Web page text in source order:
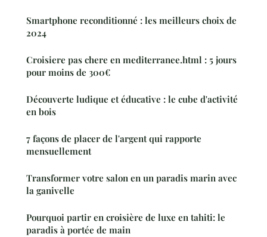
Smartphone reconditionné : les meilleurs choix de
2024
Croisiere pas chere en mediterranee.html : 5 jours
pour moins de 300€
Découverte ludique et éducative : le cube d'activité
en bois
7 façons de placer de l'argent qui rapporte
mensuellement
Transformer votre salon en un paradis marin avec
la ganivelle
Pourquoi partir en croisière de luxe en tahiti: le
paradis à portée de main